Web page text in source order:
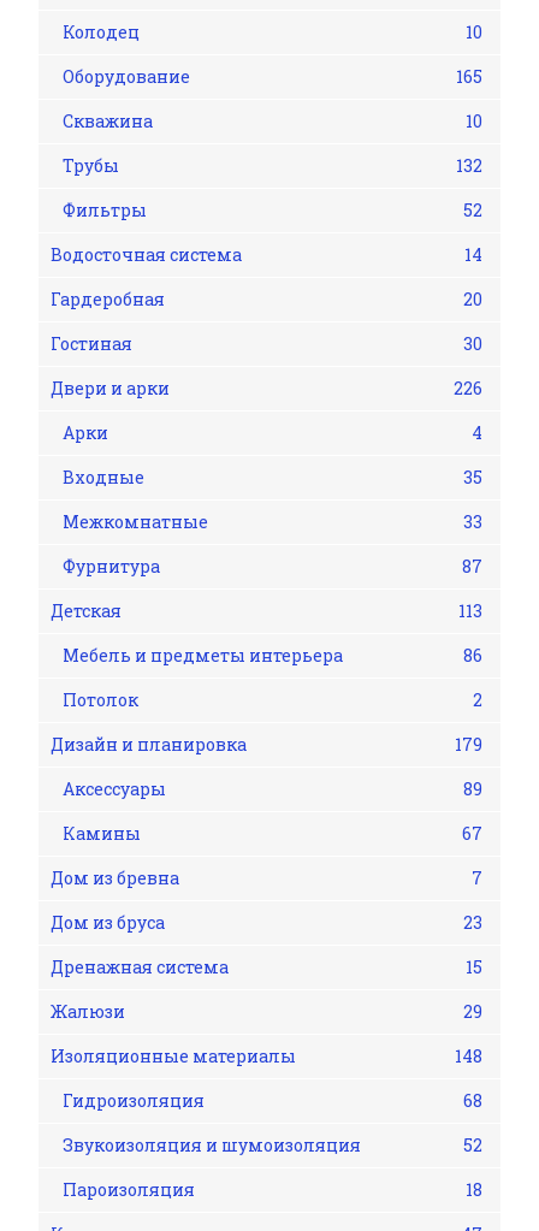
Колодец
10
Оборудование
165
Скважина
10
Трубы
132
Фильтры
52
Водосточная система
14
Гардеробная
20
Гостиная
30
Двери и арки
226
Арки
4
Входные
35
Межкомнатные
33
Фурнитура
87
Детская
113
Мебель и предметы интерьера
86
Потолок
2
Дизайн и планировка
179
Аксессуары
89
Камины
67
Дом из бревна
7
Дом из бруса
23
Дренажная система
15
Жалюзи
29
Изоляционные материалы
148
Гидроизоляция
68
Звукоизоляция и шумоизоляция
52
Пароизоляция
18